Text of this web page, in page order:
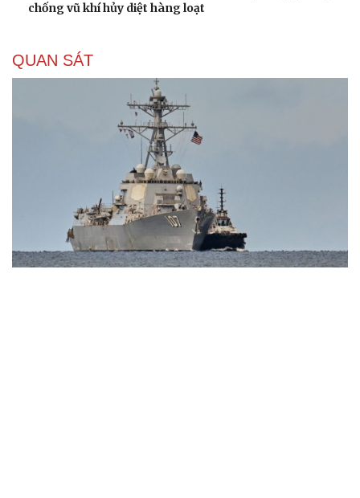
chống vũ khí hủy diệt hàng loạt
QUAN SÁT